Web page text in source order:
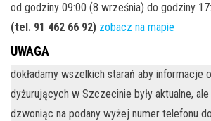
od godziny 09:00 (8 września) do godziny
(tel. 91 462 66 92) zobacz na mapie
UWAGA
dokładamy wszelkich starań aby informacje
dyżurujących w Szczecinie były aktualne,
dzwoniąc na podany wyżej numer telefonu